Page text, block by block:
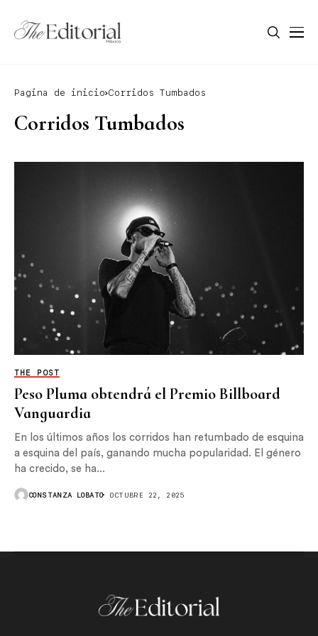
Pagina de inicio Corridos Tumbados
Corridos Tumbados
THE POST
Peso Pluma obtendrá el Premio Billboard
Vanguardia
En los últimos años los corridos han retumbado de esquina
a esquina del país, ganando mucha popularidad. El género
ha crecido, se ha...
CONSTANZA LOBATO OCTUBRE 22, 2025